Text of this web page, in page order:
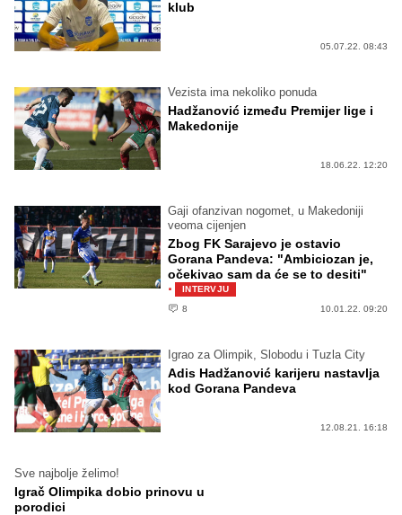
klub
05.07.22. 08:43
Vezista ima nekoliko ponuda
Hadžanović između Premijer lige i
Makedonije
18.06.22. 12:20
Gaji ofanzivan nogomet, u Makedoniji
veoma cijenjen
Zbog FK Sarajevo je ostavio
Gorana Pandeva: "Ambiciozan je,
očekivao sam da će se to desiti"
·
INTERVJU
8
10.01.22. 09:20
Igrao za Olimpik, Slobodu i Tuzla City
Adis Hadžanović karijeru nastavlja
kod Gorana Pandeva
12.08.21. 16:18
Sve najbolje želimo!
Igrač Olimpika dobio prinovu u
porodici